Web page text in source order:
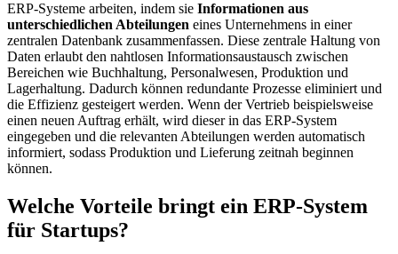
ERP-Systeme arbeiten, indem sie Informationen aus
unterschiedlichen Abteilungen eines Unternehmens in einer
zentralen Datenbank zusammenfassen. Diese zentrale Haltung von
Daten erlaubt den nahtlosen Informationsaustausch zwischen
Bereichen wie Buchhaltung, Personalwesen, Produktion und
Lagerhaltung. Dadurch können redundante Prozesse eliminiert und
die Effizienz gesteigert werden. Wenn der Vertrieb beispielsweise
einen neuen Auftrag erhält, wird dieser in das ERP-System
eingegeben und die relevanten Abteilungen werden automatisch
informiert, sodass Produktion und Lieferung zeitnah beginnen
können.
Welche Vorteile bringt ein ERP-System
für Startups?